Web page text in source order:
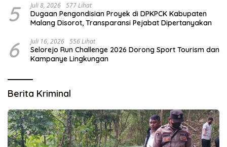
5 Juli 8, 2026 577 Lihat
Dugaan Pengondisian Proyek di DPKPCK Kabupaten
Malang Disorot, Transparansi Pejabat Dipertanyakan
6 Juli 16, 2026 556 Lihat
Selorejo Run Challenge 2026 Dorong Sport Tourism dan
Kampanye Lingkungan
Berita Kriminal